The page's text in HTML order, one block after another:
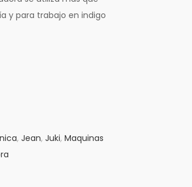
y para trabajo en indigo
, Jean, Juki, Maquinas